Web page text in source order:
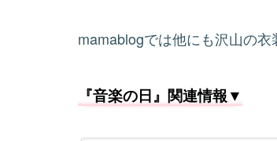
mamablogでは他にも沢山の
『音楽の日』関連情報▼